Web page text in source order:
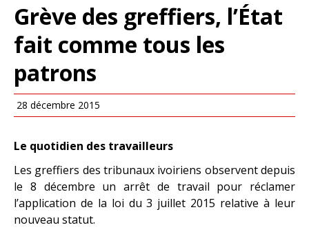
Grève des greffiers, l’État
fait comme tous les
patrons
28 décembre 2015
Le quotidien des travailleurs
Les greffiers des tribunaux ivoiriens observent depuis
le 8 décembre un arrêt de travail pour réclamer
l’application de la loi du 3 juillet 2015 relative à leur
nouveau statut.